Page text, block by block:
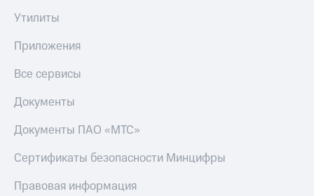
Утилиты
Приложения
Все сервисы
Документы
Документы ПАО «МТС»
Сертификаты безопасности Минцифры
Правовая информация